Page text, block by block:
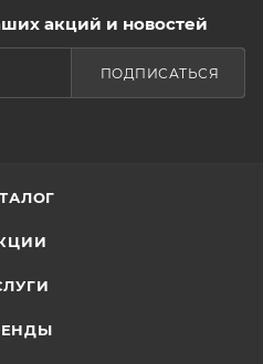
акций и новостей
ПОДПИСАТЬСЯ